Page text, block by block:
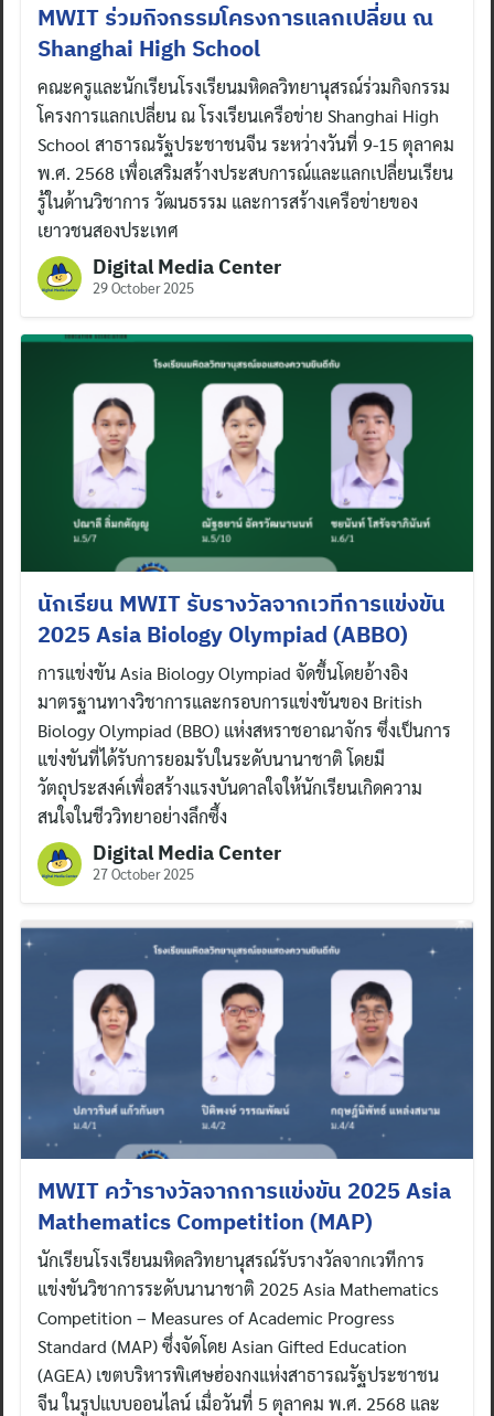
MWIT ร่วมกิจกรรมโครงการแลกเปลี่ยน ณ
Shanghai High School
คณะครูและนักเรียนโรงเรียนมหิดลวิทยานุสรณ์ร่วมกิจกรรม
โครงการแลกเปลี่ยน ณ โรงเรียนเครือข่าย Shanghai High
School สาธารณรัฐประชาชนจีน ระหว่างวันที่ 9-15 ตุลาคม
พ.ศ. 2568 เพื่อเสริมสร้างประสบการณ์และแลกเปลี่ยนเรียน
รู้ในด้านวิชาการ วัฒนธรรม และการสร้างเครือข่ายของ
เยาวชนสองประเทศ
Digital Media Center
29 October 2025
นักเรียน MWIT รับรางวัลจากเวทีการแข่งขัน
2025 Asia Biology Olympiad (ABBO)
การแข่งขัน Asia Biology Olympiad จัดขึ้นโดยอ้างอิง
มาตรฐานทางวิชาการและกรอบการแข่งขันของ British
Biology Olympiad (BBO) แห่งสหราชอาณาจักร ซึ่งเป็นการ
แข่งขันที่ได้รับการยอมรับในระดับนานาชาติ โดยมี
วัตถุประสงค์เพื่อสร้างแรงบันดาลใจให้นักเรียนเกิดความ
สนใจในชีววิทยาอย่างลึกซึ้ง
Digital Media Center
27 October 2025
MWIT คว้ารางวัลจากการแข่งขัน 2025 Asia
Mathematics Competition (MAP)
นักเรียนโรงเรียนมหิดลวิทยานุสรณ์รับรางวัลจากเวทีการ
แข่งขันวิชาการระดับนานาชาติ 2025 Asia Mathematics
Competition – Measures of Academic Progress
Standard (MAP) ซึ่งจัดโดย Asian Gifted Education
(AGEA) เขตบริหารพิเศษฮ่องกงแห่งสาธารณรัฐประชาชน
จีน ในรูปแบบออนไลน์ เมื่อวันที่ 5 ตุลาคม พ.ศ. 2568 และ